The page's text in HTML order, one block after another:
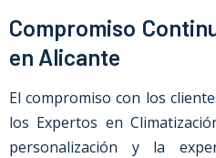
Compromiso
en Alicante
El compromiso con los
los Expertos en
personalización y la